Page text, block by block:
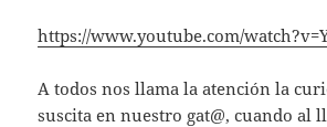
https://www.youtube.com/
A todos nos llama la atención la
suscita en nuestro gat@, cuando al